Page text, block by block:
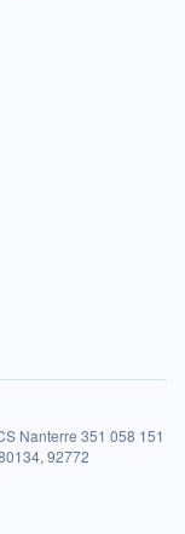
Nanterre 351 058 151
92772